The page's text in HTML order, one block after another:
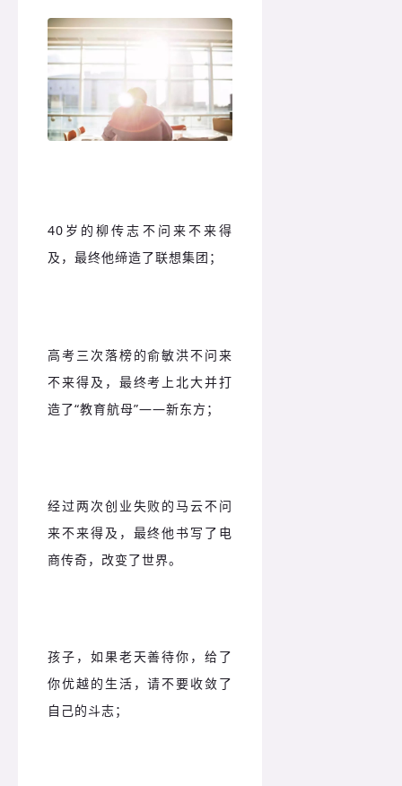
40岁的柳传志不问来不来得
及，最终他缔造了联想集团；
高考三次落榜的俞敏洪不问来
不来得及，最终考上北大并打
造了“教育航母”——新东方；
经过两次创业失败的马云不问
来不来得及，最终他书写了电
商传奇，改变了世界。
孩子，如果老天善待你，给了
你优越的生活，请不要收敛了
自己的斗志；